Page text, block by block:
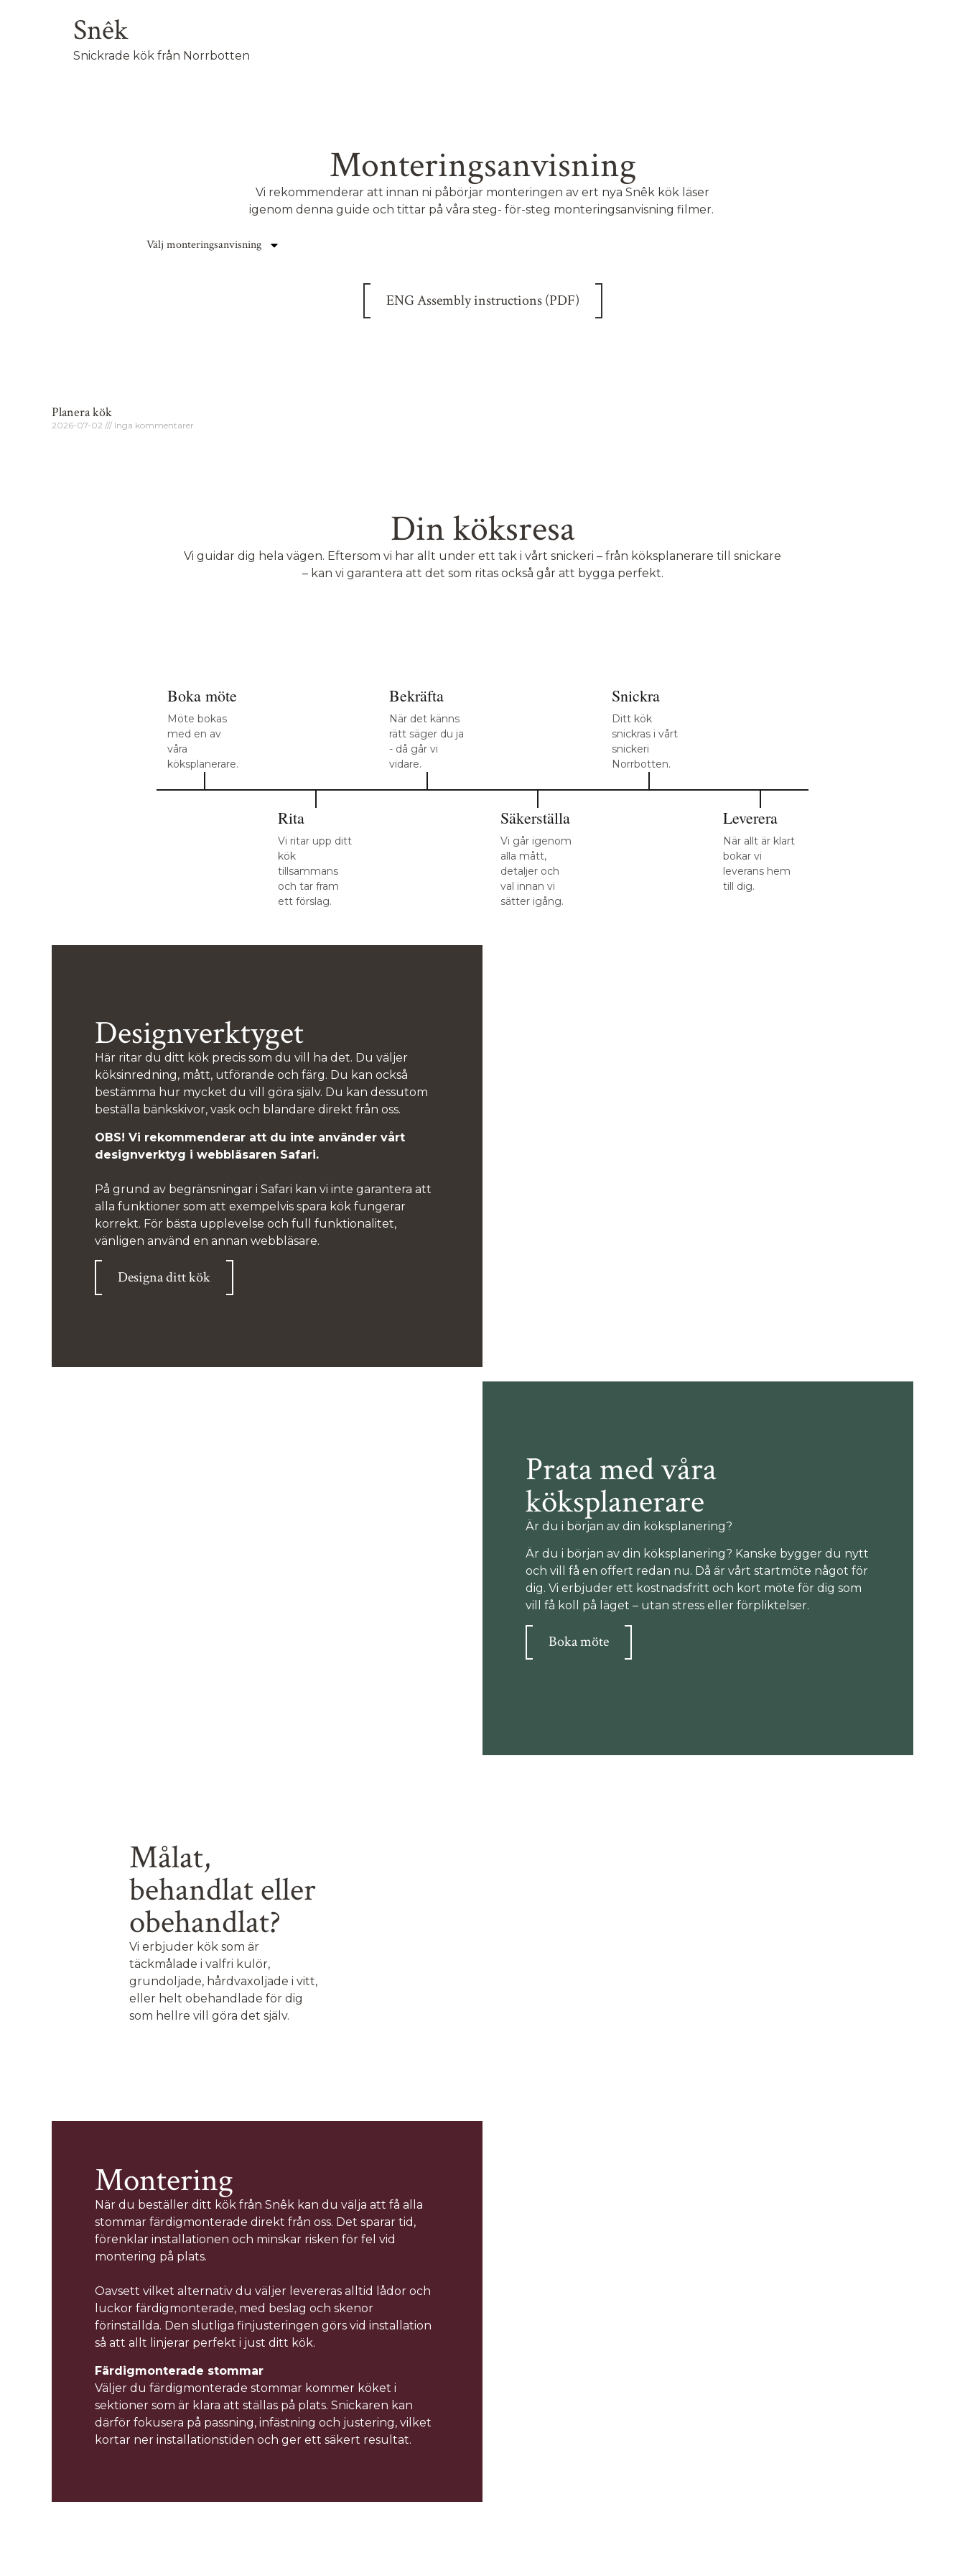
Snêk
Snickrade kök från Norrbotten
Monteringsanvisning
Vi rekommenderar att innan ni påbörjar monteringen av ert nya Snêk kök läser
igenom denna guide och tittar på våra steg- för-steg monteringsanvisning filmer.
Välj monteringsanvisning
ENG Assembly instructions (PDF)
Planera kök
2026-07-02 Inga kommentarer
Din köksresa
Vi guidar dig hela vägen. Eftersom vi har allt under ett tak i vårt snickeri – från köksplanerare till snickare
– kan vi garantera att det som ritas också går att bygga perfekt.
Boka möte
Möte bokas
med en av
våra
köksplanerare.
Rita
Vi ritar upp ditt
kök
tillsammans
och tar fram
ett förslag.
Bekräfta
När det känns
rätt säger du ja
- då går vi
vidare.
Säkerställa
Vi går igenom
alla mått,
detaljer och
val innan vi
sätter igång.
Snickra
Ditt kök
snickras i vårt
snickeri
Norrbotten.
Leverera
När allt är klart
bokar vi
leverans hem
till dig.
Designverktyget
Här ritar du ditt kök precis som du vill ha det. Du väljer
köksinredning, mått, utförande och färg. Du kan också
bestämma hur mycket du vill göra själv. Du kan dessutom
beställa bänkskivor, vask och blandare direkt från oss.
OBS! Vi rekommenderar att du inte använder vårt
designverktyg i webbläsaren Safari.
På grund av begränsningar i Safari kan vi inte garantera att
alla funktioner som att exempelvis spara kök fungerar
korrekt. För bästa upplevelse och full funktionalitet,
vänligen använd en annan webbläsare.
Designa ditt kök
Prata med våra
köksplanerare
Är du i början av din köksplanering?
Är du i början av din köksplanering? Kanske bygger du nytt
och vill få en offert redan nu. Då är vårt startmöte något för
dig. Vi erbjuder ett kostnadsfritt och kort möte för dig som
vill få koll på läget – utan stress eller förpliktelser.
Boka möte
Målat,
behandlat eller
obehandlat?
Vi erbjuder kök som är
täckmålade i valfri kulör,
grundoljade, hårdvaxoljade i vitt,
eller helt obehandlade för dig
som hellre vill göra det själv.
Montering
När du beställer ditt kök från Snêk kan du välja att få alla
stommar färdigmonterade direkt från oss. Det sparar tid,
förenklar installationen och minskar risken för fel vid
montering på plats.
Oavsett vilket alternativ du väljer levereras alltid lådor och
luckor färdigmonterade, med beslag och skenor
förinställda. Den slutliga finjusteringen görs vid installation
så att allt linjerar perfekt i just ditt kök.
Färdigmonterade stommar
Väljer du färdigmonterade stommar kommer köket i
sektioner som är klara att ställas på plats. Snickaren kan
därför fokusera på passning, infästning och justering, vilket
kortar ner installationstiden och ger ett säkert resultat.